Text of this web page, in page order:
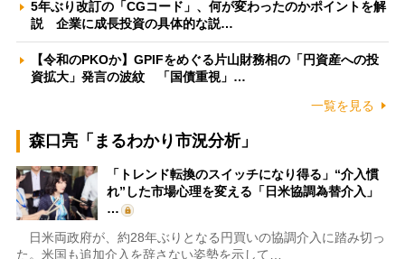
5年ぶり改訂の「CGコード」、何が変わったのかポイントを解
説 企業に成長投資の具体的な説…
【令和のPKOか】GPIFをめぐる片山財務相の「円資産への投
資拡大」発言の波紋 「国債重視」…
一覧を見る
森口亮「まるわかり市況分析」
「トレンド転換のスイッチになり得る」“介入慣
れ”した市場心理を変える「日米協調為替介入」
…
日米両政府が、約28年ぶりとなる円買いの協調介入に踏み切っ
た。米国も追加介入を辞さない姿勢を示して…